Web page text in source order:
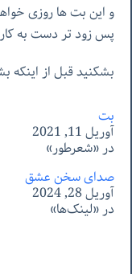
واينبتهاروزى
پسزودتردستبهكار
بشكنيدقبلازاينكه
بت
آوریل 11, 2021
در «شعرطور»
صدای سخن عشق
آوریل 28, 2024
در «لینک‌ها»